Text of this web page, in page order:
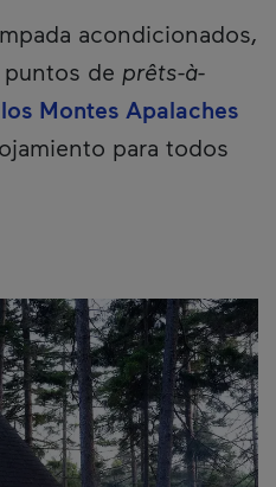
acondicionados,
puntos de prêts-à-
Montes Apalaches
para todos